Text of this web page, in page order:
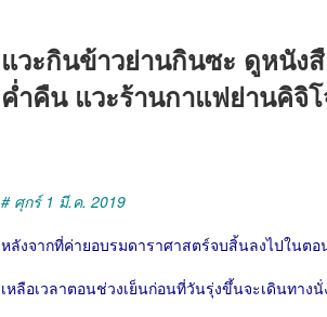
แวะกินข้าวย่านกินซะ ดูหนัง
ค่ำคืน แวะร้านกาแฟย่านคิจิ
# ศุกร์ 1 มี.ค. 2019
หลังจากที่ค่ายอบรมดาราศาสตร์จบสิ้นลงไปในต
เหลือเวลาตอนช่วงเย็นก่อนที่วันรุ่งขึ้นจะเดินทาง